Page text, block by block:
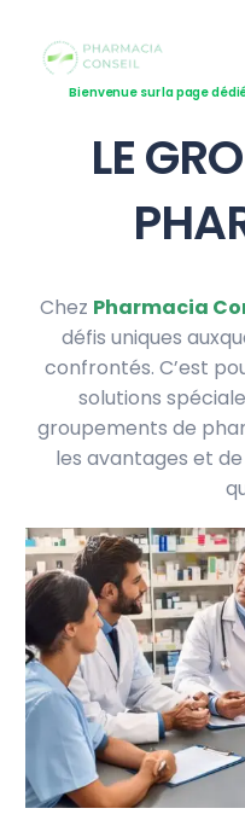
Bienvenue sur la page
LE
Chez Pharmacia
défis uniques
confrontés. C’est
solutions
groupements de
les avantages et